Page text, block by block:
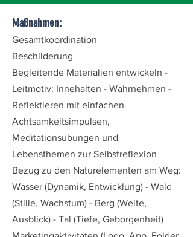
Maßnahmen:
Gesamtkoordination
Beschilderung
Begleitende Materialien entwickeln -
Leitmotiv: Innehalten - Wahrnehmen -
Reflektieren mit einfachen
Achtsamkeitsimpulsen,
Meditationsübungen und
Lebensthemen zur Selbstreflexion
Bezug zu den Naturelementen am Weg:
Wasser (Dynamik, Entwicklung) - Wald
(Stille, Wachstum) - Berg (Weite,
Ausblick) - Tal (Tiefe, Geborgenheit)